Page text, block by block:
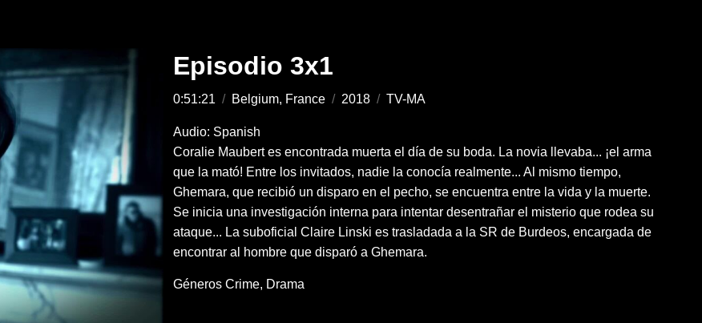
Episodio 3x1
0:51:21 / Belgium, France / 2018 / TV-MA
Audio: Spanish
Coralie Maubert es encontrada muerta el día de su boda. La novia llevaba... ¡el arma
que la mató! Entre los invitados, nadie la conocía realmente... Al mismo tiempo,
Ghemara, que recibió un disparo en el pecho, se encuentra entre la vida y la muerte.
Se inicia una investigación interna para intentar desentrañar el misterio que rodea su
ataque... La suboficial Claire Linski es trasladada a la SR de Burdeos, encargada de
encontrar al hombre que disparó a Ghemara.
Géneros Crime Drama